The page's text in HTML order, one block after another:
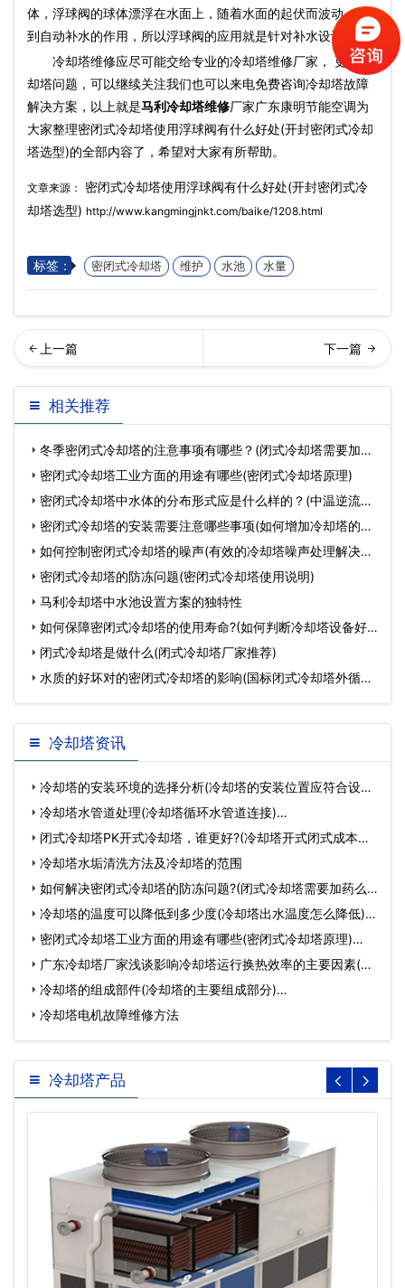
体，浮球阀的球体漂浮在水面上，随着水面的起伏而波动，起
到自动补水的作用，所以浮球阀的应用就是针对补水设计的。
冷却塔维修应尽可能交给专业的冷却塔维修厂家， 更多冷
却塔问题，可以继续关注我们也可以来电免费咨询冷却塔故障
解决方案，以上就是马利冷却塔维修厂家广东康明节能空调为
大家整理密闭式冷却塔使用浮球阀有什么好处(开封密闭式冷却
塔选型)的全部内容了，希望对大家有所帮助。
文章来源：
密闭式冷却塔使用浮球阀有什么好处(开封密闭式冷
却塔选型) http://www.kangmingjnkt.com/baike/1208.html
标签： 密闭式冷却塔 维护 水池 水量
利循环冷却水对水质的要求
(循环冷却水系统的水…
利冷却塔中水池设置方案的
独特性
相关推荐
冬季密闭式冷却塔的注意事项有哪些？(闭式冷却塔需要加药
么)密闭式冷却塔工业方面的用途有哪些(密闭式冷却塔原理)
密闭式冷却塔中水体的分布形式应是什么样的？(中温逆流式
方形密闭式冷却塔的安装需要注意哪些事项(如何增加冷却塔的冷
却 如何控制密闭式冷却塔的噪声(有效的冷却塔噪声处理解决方
案 密闭式冷却塔的防冻问题(密闭式冷却塔使用说明)
马利冷却塔中水池设置方案的独特性
如何保障密闭式冷却塔的使用寿命?(如何判断冷却塔设备好
坏)闭式冷却塔是做什么(闭式冷却塔厂家推荐)
水质的好坏对的密闭式冷却塔的影响(国标闭式冷却塔外循环
水
冷却塔资讯
冷却塔的安装环境的选择分析(冷却塔的安装位置应符合设计
要…冷却塔水管道处理(冷却塔循环水管道连接)…
闭式冷却塔PK开式冷却塔，谁更好?(冷却塔开式闭式成本对
比)…
冷却塔水垢清洗方法及冷却塔的范围
如何解决密闭式冷却塔的防冻问题?(闭式冷却塔需要加药么)
… 冷却塔的温度可以降低到多少度(冷却塔出水温度怎么降低)…
密闭式冷却塔工业方面的用途有哪些(密闭式冷却塔原理)…
广东冷却塔厂家浅谈影响冷却塔运行换热效率的主要因素(冷
却…冷却塔的组成部件(冷却塔的主要组成部分)…
冷却塔电机故障维修方法
冷却塔产品